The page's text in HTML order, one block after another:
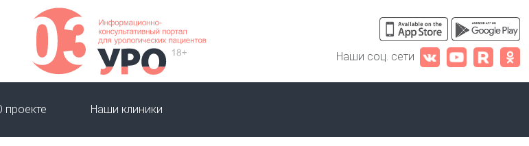
Наши соц. сети
проекте Наши клиники